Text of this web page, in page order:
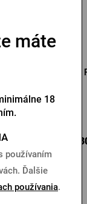
na 6
> 5 ks
máte
18
používaním
Ďalšie
používania.